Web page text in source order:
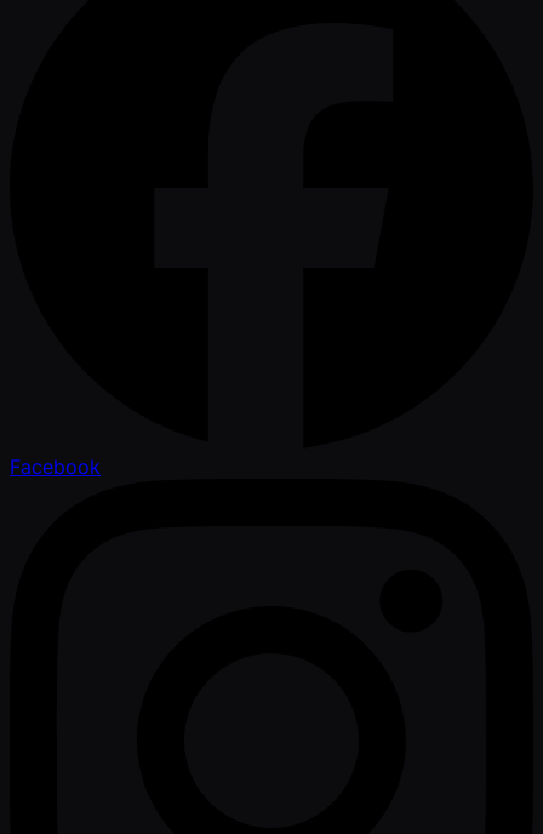
Facebook